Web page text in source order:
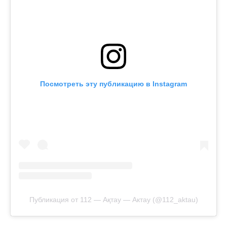
Посмотреть эту публикацию в Instagram
Публикация от 112 — Ақтау — Актау (@112_aktau)